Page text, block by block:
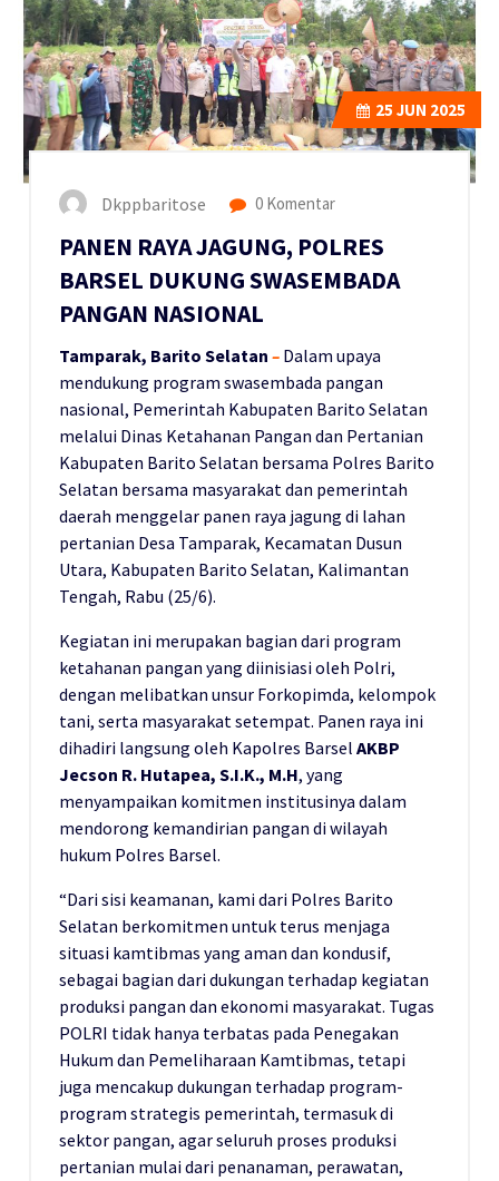
25 JUN 2025
Dkppbaritose 0 Komentar
PANEN RAYA JAGUNG, POLRES
BARSEL DUKUNG SWASEMBADA
PANGAN NASIONAL
Tamparak, Barito Selatan – Dalam upaya
mendukung program swasembada pangan
nasional, Pemerintah Kabupaten Barito Selatan
melalui Dinas Ketahanan Pangan dan Pertanian
Kabupaten Barito Selatan bersama Polres Barito
Selatan bersama masyarakat dan pemerintah
daerah menggelar panen raya jagung di lahan
pertanian Desa Tamparak, Kecamatan Dusun
Utara, Kabupaten Barito Selatan, Kalimantan
Tengah, Rabu (25/6).
Kegiatan ini merupakan bagian dari program
ketahanan pangan yang diinisiasi oleh Polri,
dengan melibatkan unsur Forkopimda, kelompok
tani, serta masyarakat setempat. Panen raya ini
dihadiri langsung oleh Kapolres Barsel AKBP
Jecson R. Hutapea, S.I.K., M.H, yang
menyampaikan komitmen institusinya dalam
mendorong kemandirian pangan di wilayah
hukum Polres Barsel.
“Dari sisi keamanan, kami dari Polres Barito
Selatan berkomitmen untuk terus menjaga
situasi kamtibmas yang aman dan kondusif,
sebagai bagian dari dukungan terhadap kegiatan
produksi pangan dan ekonomi masyarakat. Tugas
POLRI tidak hanya terbatas pada Penegakan
Hukum dan Pemeliharaan Kamtibmas, tetapi
juga mencakup dukungan terhadap program-
program strategis pemerintah, termasuk di
sektor pangan, agar seluruh proses produksi
pertanian mulai dari penanaman, perawatan,